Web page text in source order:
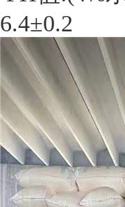
6.4±0.2